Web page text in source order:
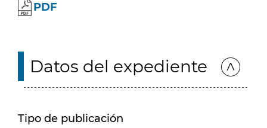
PDF
Datos del expediente
Tipo de publicación